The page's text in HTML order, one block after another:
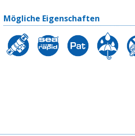
Mögliche Eigenschaften